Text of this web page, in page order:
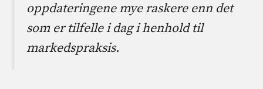
oppdateringene mye raskere enn det
som er tilfelle i dag i henhold til
markedspraksis.